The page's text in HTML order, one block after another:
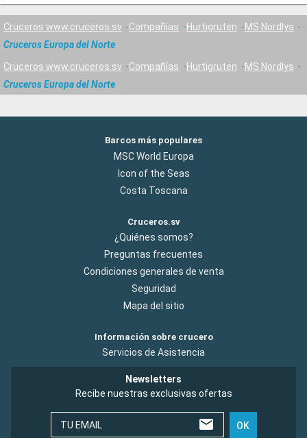
Cruceros www.cruceros.sv Compañías Hurtigruten
MS Nordlys
Cruceros Europa del Norte
Cruceros www.cruceros.sv Compañías Hurtigruten
MS Nordlys
Cruceros Europa del Norte
Barcos más populares
MSC World Europa
Icon of the Seas
Costa Toscana
Cruceros.sv
¿Quiénes somos?
Preguntas frecuentes
Condiciones generales de venta
Seguridad
Mapa del sitio
Información sobre crucero
Servicios de Asistencia
Newsletters
Recibe nuestras exclusivas ofertas
TU EMAIL OK